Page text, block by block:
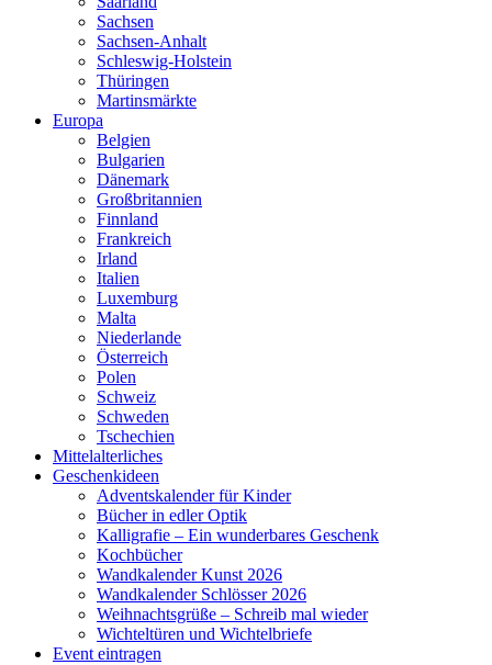
Sachsen
Sachsen-Anhalt
Schleswig-Holstein
Thüringen
Martinsmärkte
Europa
Belgien
Bulgarien
Dänemark
Großbritannien
Finnland
Frankreich
Irland
Italien
Luxemburg
Malta
Niederlande
Österreich
Polen
Schweiz
Schweden
Tschechien
Mittelalterliches
Geschenkideen
Adventskalender für Kinder
Bücher in edler Optik
Kalligrafie – Ein wunderbares Geschenk
Kochbücher
Wandkalender Kunst 2026
Wandkalender Schlösser 2026
Weihnachtsgrüße – Schreib mal wieder
Wichteltüren und Wichtelbriefe
Event eintragen